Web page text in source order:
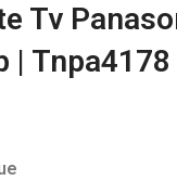
Tv
| Tnpa4178